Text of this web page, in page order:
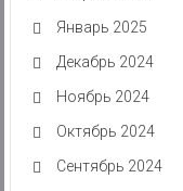
Январь 2025
Декабрь 2024
Ноябрь 2024
Октябрь 2024
Сентябрь 2024